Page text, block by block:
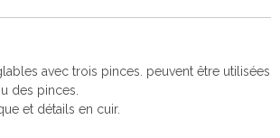
avec trois pinces. peuvent être utilisées
des pinces.
et détails en cuir.